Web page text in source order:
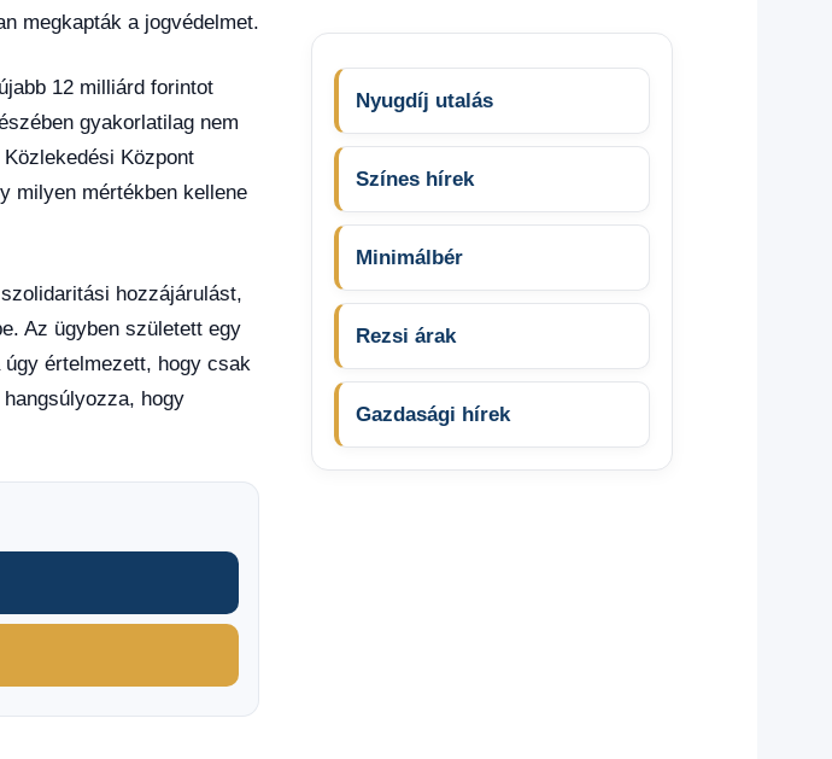
megkapták a jogvédelmet.
12 milliárd forintot
gyakorlatilag nem
Központ
milyen mértékben kellene
hozzájárulást,
Az ügyben született egy
értelmezett, hogy csak
hogy
Nyugdíj utalás
Színes hírek
Minimálbér
Rezsi árak
Gazdasági hírek